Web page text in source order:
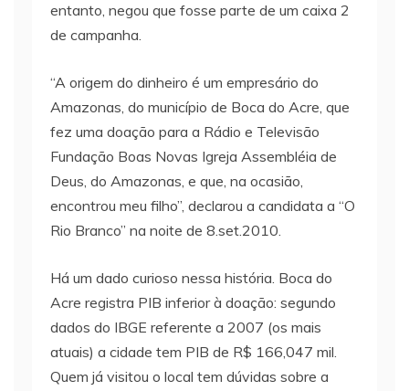
entanto, negou que fosse parte de um caixa 2
de campanha.
“A origem do dinheiro é um empresário do
Amazonas, do município de Boca do Acre, que
fez uma doação para a Rádio e Televisão
Fundação Boas Novas Igreja Assembléia de
Deus, do Amazonas, e que, na ocasião,
encontrou meu filho”, declarou a candidata a “O
Rio Branco” na noite de 8.set.2010.
Há um dado curioso nessa história. Boca do
Acre registra PIB inferior à doação: segundo
dados do IBGE referente a 2007 (os mais
atuais) a cidade tem PIB de R$ 166,047 mil.
Quem já visitou o local tem dúvidas sobre a